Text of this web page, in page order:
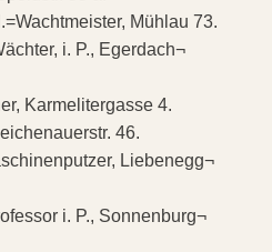
Mühlau 73.
i. P., Egerdach¬
Karmelitergasse 4.
46.
Liebenegg¬
i. P., Sonnenburg¬